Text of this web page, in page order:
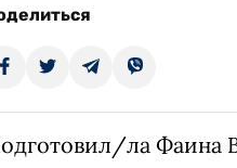
ла Фаина